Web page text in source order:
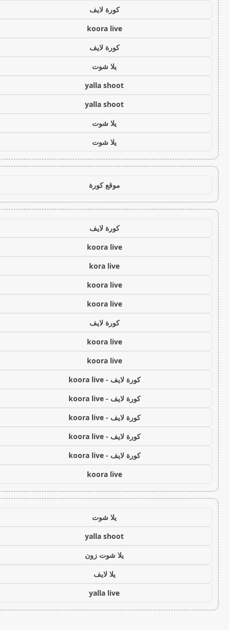
كورة لايف
koora live
كورة لايف
يلا شوت
yalla shoot
yalla shoot
يلا شوت
يلا شوت
موقع كورة
كورة لايف
koora live
kora live
koora live
koora live
كورة لايف
koora live
koora live
كورة لايف - koora live
كورة لايف - koora live
كورة لايف - koora live
كورة لايف - koora live
كورة لايف - koora live
koora live
يلا شوت
yalla shoot
يلا شوت زون
يلا لايف
yalla live